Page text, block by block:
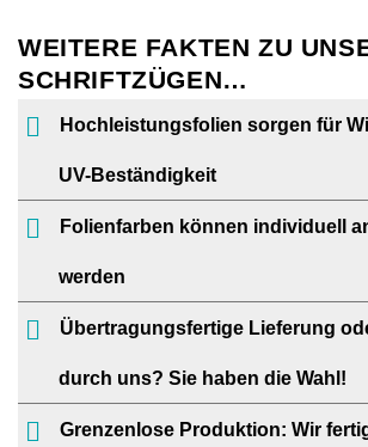
WEITERE FAKTEN ZU
SCHRIFTZÜGEN…
Hochleistungsfolien sorgen für
UV-Beständigkeit
Folienfarben können individuell
werden
Übertragungsfertige Lieferung
durch uns? Sie haben die Wahl!
Grenzenlose Produktion: Wir